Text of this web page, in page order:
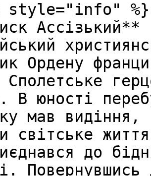
style="info" %}
Ордену
В юності
мав видіння,
світське
до